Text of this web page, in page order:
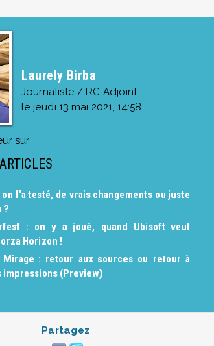
Laurely Birba
Journaliste / RC Adjoint
le jeudi 13 mai 2021, 14:58
sur
on l'a testé, de vrais changements ou juste
?
: on y a joué, quand Ubisoft veut
Horizon !
Mirage : retour aux sources ou retour à
impressions (Preview)
Partagez